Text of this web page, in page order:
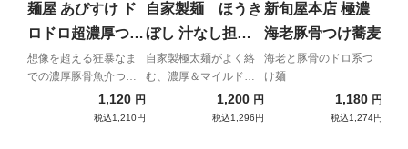
麺屋 あびすけ ド
ロドロ超濃厚つけ
麺
想像を超える狂暴なま
での濃厚豚骨魚介つけ
1,120 円
税込1,210円
自家製麺 ほうき
ぼし 汁なし担々
麺
自家製極太麺がよく絡
む、濃厚＆マイルドな
汁なし担々麺！1,200 円
税込1,296円
新旬屋本店 極濃
海老豚骨つけ蕎麦
海老と豚骨のドロ系つ
け麺
1,180 円
税込1,274円